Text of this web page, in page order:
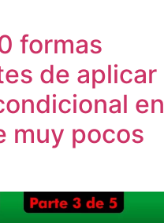
formas
de aplicar
en
muy pocos